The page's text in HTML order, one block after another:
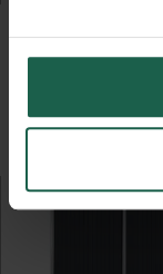
FLER